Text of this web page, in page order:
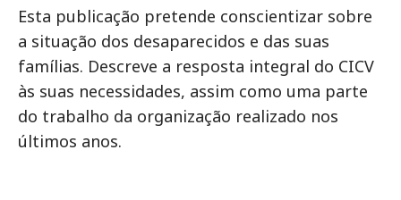
Esta publicação pretende conscientizar sobre
a situação dos desaparecidos e das suas
famílias. Descreve a resposta integral do CICV
às suas necessidades, assim como uma parte
do trabalho da organização realizado nos
últimos anos.